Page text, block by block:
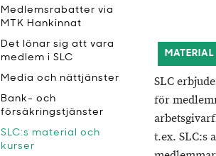
MATERIAL
SLC
för
t.ex. SLC:s
Medlemsrabatter via
MTK Hankinnat
​Det lönar sig att vara
medlem i SLC
Media och nättjänster
Bank- och
försäkringstjänster
SLC:s material och
kurser